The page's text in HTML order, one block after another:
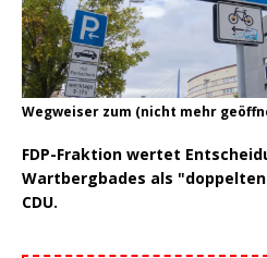
Wegweiser zum (nicht mehr
FDP-Fraktion wertet
Wartbergbades als
CDU.